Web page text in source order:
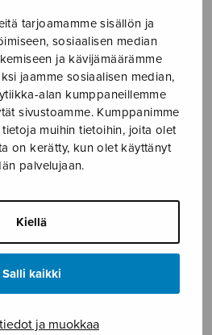
tarjoamamme sisällön ja
sosiaalisen median
ja kävijämäärämme
jaamme sosiaalisen median,
alan kumppaneillemme
sivustoamme. Kumppanimme
muihin tietoihin, joita olet
on kerätty, kun olet käyttänyt
palvelujaan.
Kiellä
Salli kaikki
ja muokkaa
OPPAAT